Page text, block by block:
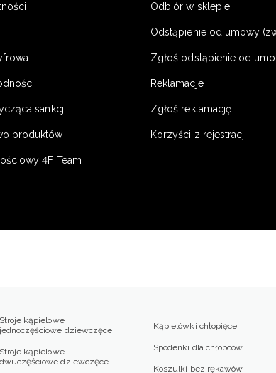
sankcji
produktów
4F Team
Odbiór w sklepie
Odstąpienie od umowy
Zgłoś odstąpienie od
Reklamacje
Zgłoś reklamację
Korzyści z rejestracji
Stroje kąpielowe
jednoczęściowe dziewczęce
Stroje kąpielowe
dwuczęściowe dziewczęce
Kąpielówki chłopięce
Spodenki dla chłopców
Koszulki bez rękawów